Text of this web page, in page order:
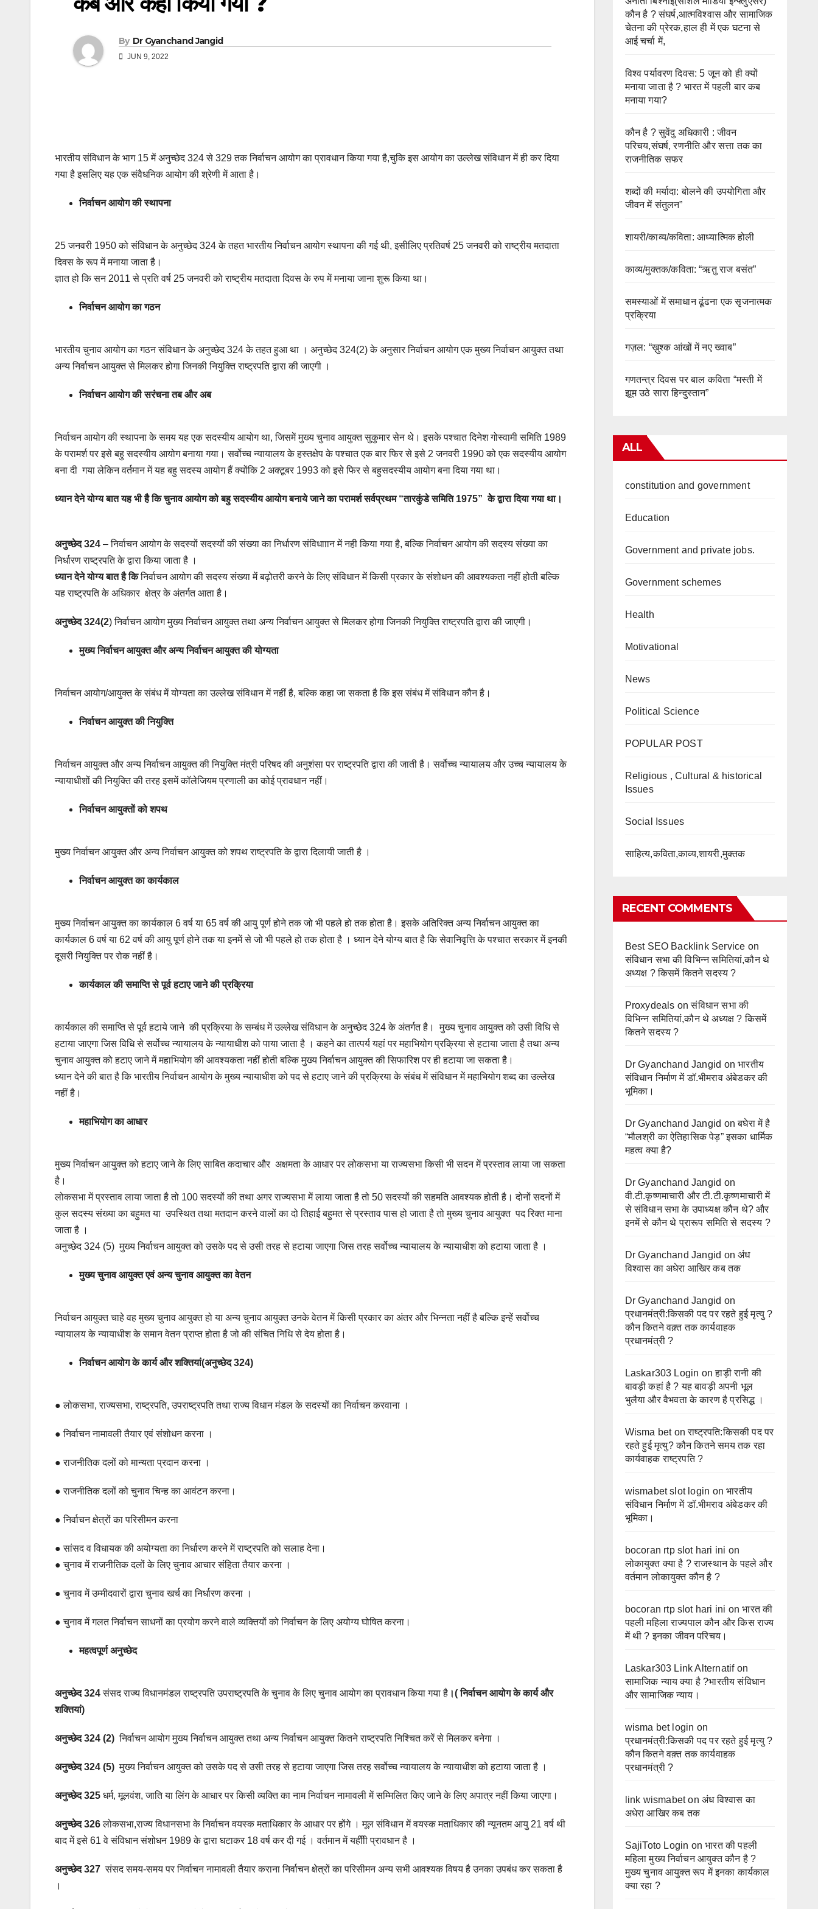
By Dr Gyanchand Jangid
JUN 9, 2022
भारतीय संविधान के भाग 15 में अनुच्छेद 324 से 329 तक निर्वाचन आयोग का प्रावधान किया गया है,चुकि इस आयोग का उल्लेख संविधान में ही कर दिया
गया है इसलिए यह एक संवैधनिक आयोग की श्रेणी में आता है।
निर्वाचन आयोग की स्थापना
25 जनवरी 1950 को संविधान के अनुच्छेद 324 के तहत भारतीय निर्वाचन आयोग स्थापना की गई थी, इसीलिए प्रतिवर्ष 25 जनवरी को राष्ट्रीय मतदाता
दिवस के रूप में मनाया जाता है।
ज्ञात हो कि सन 2011 से प्रति वर्ष 25 जनवरी को राष्ट्रीय मतदाता दिवस के रुप में मनाया जाना शुरू किया था।
निर्वाचन आयोग का गठन
भारतीय चुनाव आयोग का गठन संविधान के अनुच्छेद 324 के तहत हुआ था । अनुच्छेद 324(2) के अनुसार निर्वाचन आयोग एक मुख्य निर्वाचन आयुक्त तथा
अन्य निर्वाचन आयुक्त से मिलकर होगा जिनकी नियुक्ति राष्ट्रपति द्वारा की जाएगी ।
निर्वाचन आयोग की सरंचना तब और अब
निर्वाचन आयोग की स्थापना के समय यह एक सदस्यीय आयोग था, जिसमें मुख्य चुनाव आयुक्त सुकुमार सेन थे। इसके पश्चात दिनेश गोस्वामी समिति 1989
के परामर्श पर इसे बहु सदस्यीय आयोग बनाया गया। सर्वोच्च न्यायालय के हस्तक्षेप के पश्चात एक बार फिर से इसे 2 जनवरी 1990 को एक सदस्यीय आयोग
बना दी गया लेकिन वर्तमान में यह बहु सदस्य आयोग हैं क्योंकि 2 अक्टूबर 1993 को इसे फिर से बहुसदस्यीय आयोग बना दिया गया था।
ध्यान देने योग्य बात यह भी हैै कि चुनाव आयोग को बहु सदस्यीय आयोग बनाये जाने का परामर्श सर्वप्रथम “तारकुंडे समिति 1975” केे द्वारा दिया गया था।
अनुच्छेद 324 – निर्वाचन आयोग के सदस्यों सदस्योंं की संख्या का निर्धारण संविधााान में नही किया गया है, बल्कि निर्वाचन आयोग की सदस्य संख्या का
निर्धारण राष्ट्रपति के द्वारा किया जाता है ।
ध्यान देने योग्य बात है किनिर्वाचन आयोग की सदस्य संख्या में बढ़ोतरी करने के लिए संविधान में किसी प्रकार के संशोधन की आवश्यकता नहीं होती बल्कि
यह राष्ट्रपति के अधिकार क्षेत्र के अंतर्गत आता है।
अनुच्छेद 324(2) निर्वाचन आयोग मुख्य निर्वाचन आयुक्त तथा अन्य निर्वाचन आयुक्त से मिलकर होगा जिनकी नियुक्ति राष्ट्रपति द्वारा की जाएगी।
मुख्य निर्वाचन आयुक्त और अन्य निर्वाचन आयुक्त की योग्यता
निर्वाचन आयोग/आयुक्त के संबंध में योग्यता का उल्लेख संविधान में नहीं है, बल्कि कहा जा सकता है कि इस संबंध में संविधान कौन है।
निर्वाचन आयुक्त की नियुक्ति
निर्वाचन आयुक्त और अन्य निर्वाचन आयुक्त की नियुक्ति मंत्री परिषद की अनुशंसा पर राष्ट्रपति द्वारा की जाती है। सर्वोच्च न्यायालय और उच्च न्यायालय के
न्यायाधीशों की नियुक्ति की तरह इसमें कॉलेजियम प्रणाली का कोई प्रावधान नहीं।
निर्वाचन आयुक्तों को शपथ
मुख्य निर्वाचन आयुक्त और अन्य निर्वाचन आयुक्त को शपथ राष्ट्रपति के द्वारा दिलायी जाती है ।
निर्वाचन आयुक्त का कार्यकाल
मुख्य निर्वाचन आयुक्त का कार्यकाल 6 वर्ष या 65 वर्ष की आयु पूर्ण होने तक जो भी पहले हो तक होता है। इसके अतिरिक्त अन्य निर्वाचन आयुक्त का
कार्यकाल 6 वर्ष या 62 वर्ष की आयु पूर्ण होने तक या इनमें से जो भी पहले हो तक होता है । ध्यान देने योग्य बात है कि सेवानिवृत्ति के पश्चात सरकार में इनकी
दूसरी नियुक्ति पर रोक नहीं है।
कार्यकाल की समाप्ति से पूर्व हटाए जाने की प्रक्रिया
कार्यकाल की समाप्ति से पूर्व हटाये जाने की प्रक्रिया के सम्बंध में उल्लेख संविधान के अनुच्छेद 324 के अंतर्गत है। मुख्य चुनाव आयुक्त को उसी विधि से
हटाया जाएगा जिस विधि से सर्वोच्च न्यायालय के न्यायाधीश को पाया जाता है । कहने का तात्पर्य यहां पर महाभियोग प्रक्रिया से हटाया जाता है तथा अन्य
चुनाव आयुक्त को हटाए जाने में महाभियोग की आवश्यकता नहीं होती बल्कि मुख्य निर्वाचन आयुक्त की सिफारिश पर ही हटाया जा सकता है।
ध्यान देने की बात है कि भारतीय निर्वाचन आयोग के मुख्य न्यायाधीश को पद से हटाए जाने की प्रक्रिया के संबंध में संविधान में महाभियोग शब्द का उल्लेख
नहीं है।
महाभियोग का आधार
मुख्य निर्वाचन आयुक्त को हटाए जाने के लिए साबित कदाचार और अक्षमता के आधार पर लोकसभा या राज्यसभा किसी भी सदन में प्रस्ताव लाया जा सकता
है।
लोकसभा में प्रस्ताव लाया जाता है तो 100 सदस्यों की तथा अगर राज्यसभा में लाया जाता है तो 50 सदस्यों की सहमति आवश्यक होती है। दोनों सदनों में
कुल सदस्य संख्या का बहुमत या उपस्थित तथा मतदान करने वालों का दो तिहाई बहुमत से प्रस्ताव पास हो जाता है तो मुख्य चुनाव आयुक्त पद रिक्त माना
जाता है ।
अनुच्छेद 324 (5) मुख्य निर्वाचन आयुक्त को उसके पद से उसी तरह से हटाया जाएगा जिस तरह सर्वोच्च न्यायालय के न्यायाधीश को हटाया जाता है ।
मुख्य चुनाव आयुक्त एवं अन्य चुनाव आयुक्त का वेतन
निर्वाचन आयुक्त चाहे वह मुख्य चुनाव आयुक्त हो या अन्य चुनाव आयुक्त उनके वेतन में किसी प्रकार का अंतर और भिन्नता नहीं है बल्कि इन्हें सर्वोच्च
न्यायालय के न्यायाधीश के समान वेतन प्राप्त होता है जो की संचित निधि से देय होता है।
निर्वाचन आयोग के कार्य और शक्तियां(अनुच्छेद 324)
● लोकसभा, राज्यसभा, राष्ट्रपति, उपराष्ट्रपति तथा राज्य विधान मंडल के सदस्यों का निर्वाचन करवाना ।
● निर्वाचन नामावली तैयार एवं संशोधन करना ।
● राजनीतिक दलों को मान्यता प्रदान करना ।
● राजनीतिक दलों को चुनाव चिन्ह का आवंटन करना।
● निर्वाचन क्षेत्रों का परिसीमन करना
● सांसद व विधायक की अयोग्यता का निर्धारण करने में राष्ट्रपति को सलाह देना।
● चुनाव में राजनीतिक दलों के लिए चुनाव आचार संहिता तैयार करना ।
● चुनाव में उम्मीदवारों द्वारा चुनाव खर्च का निर्धारण करना ।
● चुनाव में गलत निर्वाचन साधनों का प्रयोग करने वाले व्यक्तियों को निर्वाचन के लिए अयोग्य घोषित करना।
महत्वपूर्ण अनुच्छेद
अनुच्छेद 324संसद राज्य विधानमंडल राष्ट्रपति उपराष्ट्रपति के चुनाव के लिए चुनाव आयोग का प्रावधान किया गया है ।( निर्वाचन आयोग के कार्य और
शक्तियां)
अनुच्छेद 324 (2) निर्वाचन आयोग मुख्य निर्वाचन आयुक्त तथा अन्य निर्वाचन आयुक्त कितने राष्ट्रपति निश्चित करें से मिलकर बनेगा ।
अनुच्छेद 324 (5) मुख्य निर्वाचन आयुक्त को उसके पद से उसी तरह से हटाया जाएगा जिस तरह सर्वोच्च न्यायालय के न्यायाधीश को हटाया जाता है ।
अनुच्छेद 325 धर्म, मूलवंश, जाति या लिंग के आधार पर किसी व्यक्ति का नाम निर्वाचन नामावली में सम्मिलित किए जाने के लिए अपात्र नहीं किया जाएगा।
अनुच्छेद 326लोकसभा,राज्य विधानसभा के निर्वाचन वयस्क मताधिकार के आधार पर होंगे । मूल संविधान में वयस्क मताधिकार की न्यूनतम आयु 21 वर्ष थी
बाद में इसे 61 वे संविधान संशोधन 1989 के द्वारा घटाकर 18 वर्ष कर दी गई । वर्तमान में यहीीी प्रावधान है ।
अनुच्छेद 327संसद समय-समय पर निर्वाचन नामावली तैयार कराना निर्वाचन क्षेत्रों का परिसीमन अन्य सभी आवश्यक विषय है उनका उपबंध कर सकता है
।
कौन है ? संघर्ष,आत्मविश्वास और सामाजिक
चेतना की प्रेरक,हाल ही में एक घटना से
आई चर्चा में,
विश्व पर्यावरण दिवस: 5 जून को ही क्यों
मनाया जाता है ? भारत में पहली बार कब
मनाया गया?
कौन है ? सुवेंदु अधिकारी : जीवन
परिचय,संघर्ष, रणनीति और सत्ता तक का
राजनीतिक सफर
शब्दों की मर्यादा: बोलने की उपयोगिता और
जीवन में संतुलन”
शायरी/काव्य/कविता: आध्यात्मिक होली
काव्य/मुक्तक/कविता: “ऋतु राज बसंत”
समस्याओं में समाधान ढूंढना एक सृजनात्मक
प्रक्रिया
गज़ल: “ख़ुश्क आंखों में नए ख्वाब”
गणतन्त्र दिवस पर बाल कविता “मस्ती में
झूम उठे सारा हिन्दुस्तान”
ALL
constitution and government
Education
Government and private jobs.
Government schemes
Health
Motivational
News
Political Science
POPULAR POST
Religious , Cultural & historical
Issues
Social Issues
साहित्य,कविता,काव्य,शायरी,मुक्तक
RECENT COMMENTS
Best SEO Backlink Service on
संविधान सभा की विभिन्न समितियां,कौन थे
अध्यक्ष ? किसमें कितने सदस्य ?
Proxydeals onसंविधान सभा की
विभिन्न समितियां,कौन थे अध्यक्ष ? किसमें
कितने सदस्य ?
Dr Gyanchand Jangid onभारतीय
संविधान निर्माण में डॉ.भीमराव अंबेडकर की
भूमिका।
Dr Gyanchand Jangid onबघेरा में है
“मौलश्री का ऐतिहासिक पेड़” इसका धार्मिक
महत्व क्या है?
Dr Gyanchand Jangid on
वी.टी.कृष्णमाचारी और टी.टी.कृष्णमाचारी में
से संविधान सभा के उपाध्यक्ष कौन थे? और
इनमें से कौन थे प्रारूप समिति से सदस्य ?
Dr Gyanchand Jangid onअंध
विश्वास का अधेरा आखिर कब तक
Dr Gyanchand Jangid on
प्रधानमंत्री:किसकी पद पर रहते हुई मृत्यु ?
कौन कितने वक़्त तक कार्यवाहक
प्रधानमंत्री ?
Laskar303 Login onहाड़ी रानी की
बावड़ी कहां है ? यह बावड़ी अपनी भूल
भुलैया और वैभवता के कारण है प्रसिद्ध ।
Wisma betonराष्ट्रपति:किसकी पद पर
रहते हुई मृत्यु? कौन कितने समय तक रहा
कार्यवाहक राष्ट्रपति ?
wismabet slot login onभारतीय
संविधान निर्माण में डॉ.भीमराव अंबेडकर की
भूमिका।
bocoran rtp slot hari ini on
लोकायुक्त क्या है ? राजस्थान के पहले और
वर्तमान लोकायुक्त कौन है ?
bocoran rtp slot hari ini onभारत की
पहली महिला राज्यपाल कौन और किस राज्य
में थी ? इनका जीवन परिचय।
Laskar303 Link Alternatifon
सामाजिक न्याय क्या है ?भारतीय संविधान
और सामाजिक न्याय।
wisma bet login on
प्रधानमंत्री:किसकी पद पर रहते हुई मृत्यु ?
कौन कितने वक़्त तक कार्यवाहक
प्रधानमंत्री ?
link wismabeton अंध विश्वास का
अधेरा आखिर कब तक
SajiToto Login onभारत की पहली
महिला मुख्य निर्वाचन आयुक्त कौन है ?
मुख्य चुनाव आयुक्त रूप में इनका कार्यकाल
क्या रहा ?